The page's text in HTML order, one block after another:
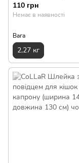
110 грн
Немає в наявності
Вага
2,27 кг